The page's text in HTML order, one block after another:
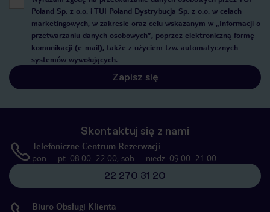
Poland Sp. z o.o. i TUI Poland Dystrybucja Sp. z o.o. w celach
marketingowych, w zakresie oraz celu wskazanym w „Informacji o
przetwarzaniu danych osobowych”, poprzez elektroniczną formę
komunikacji (e-mail), także z użyciem tzw. automatycznych
systemów wywołujących.
Zapisz się
Skontaktuj się z nami
Telefoniczne Centrum Rezerwacji
pon. – pt. 08:00–22:00, sob. – niedz. 09:00–21:00
22 270 31 20
Biuro Obsługi Klienta